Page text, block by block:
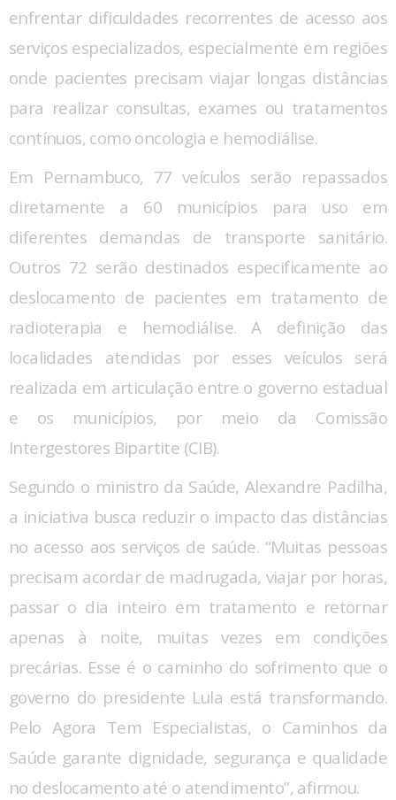
enfrentar dificuldades recorrentes de acesso aos
serviços especializados, especialmente em regiões
onde pacientes precisam viajar longas distâncias
para realizar consultas, exames ou tratamentos
contínuos, como oncologia e hemodiálise.
Em Pernambuco, 77 veículos serão repassados
diretamente a 60 municípios para uso em
diferentes demandas de transporte sanitário.
Outros 72 serão destinados especificamente ao
deslocamento de pacientes em tratamento de
radioterapia e hemodiálise. A definição das
localidades atendidas por esses veículos será
realizada em articulação entre o governo estadual
e os municípios, por meio da Comissão
Intergestores Bipartite (CIB).
Segundo o ministro da Saúde, Alexandre Padilha,
a iniciativa busca reduzir o impacto das distâncias
no acesso aos serviços de saúde. “Muitas pessoas
precisam acordar de madrugada, viajar por horas,
passar o dia inteiro em tratamento e retornar
apenas à noite, muitas vezes em condições
precárias. Esse é o caminho do sofrimento que o
governo do presidente Lula está transformando.
Pelo Agora Tem Especialistas, o Caminhos da
Saúde garante dignidade, segurança e qualidade
no deslocamento até o atendimento”, afirmou.